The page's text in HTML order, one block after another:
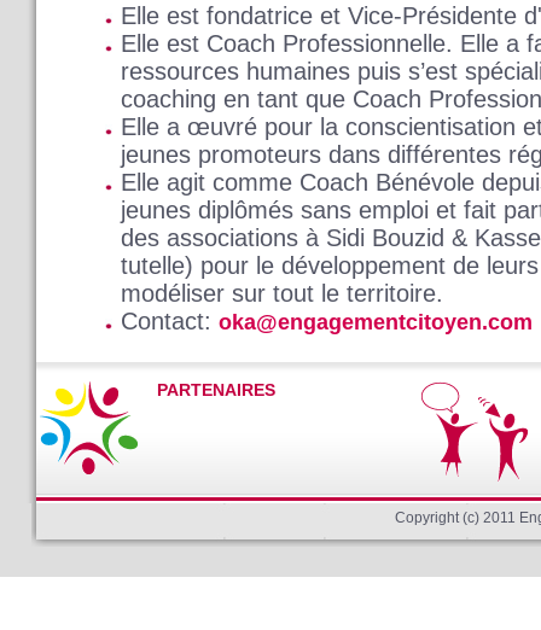
Elle est fondatrice et Vice-Présidente
Elle est Coach Professionnelle. Elle a
ressources humaines puis s’est
coaching en tant que Coach
Elle a œuvré pour la conscientisation
jeunes promoteurs dans différentes
Elle agit comme Coach Bénévole
jeunes diplômés sans emploi et fait
des associations à Sidi Bouzid &
tutelle) pour le développement de
modéliser sur tout le territoire.
Contact: oka@engagementcitoyen.com
PARTENAIRES
Copyright (c) 2011